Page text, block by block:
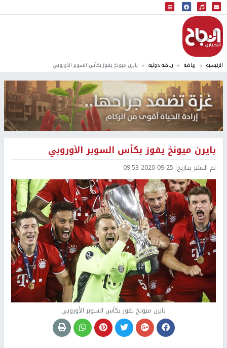
البث المباشر
إذاعة النجاح
الرئيسية رياضة رياضة دولية بايرن ميونخ يفوز بكأس السوبر الأوروبي
بايرن ميونخ يفوز بكأس السوبر الأوروبي
تم النشر بتاريخ: 2020-09-25 09:53
بايرن ميونخ يفوز بكأس السوبر الأوروبي